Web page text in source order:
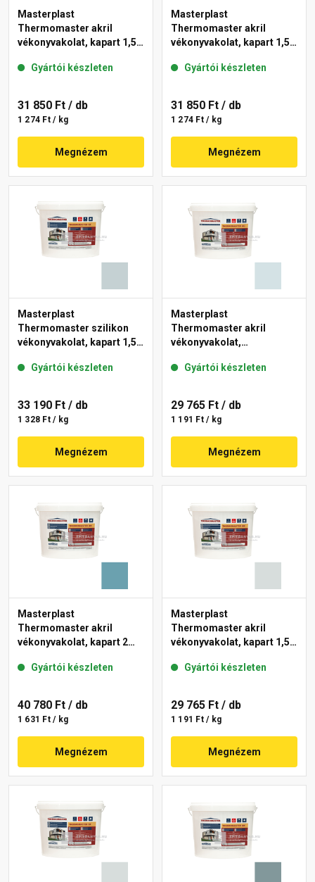
Masterplast
Thermomaster akril
vékonyvakolat, kapart 1,5
Gyártói készleten
31 850 Ft / db
1 274 Ft / kg
Megnézem
Masterplast
Thermomaster akril
vékonyvakolat, kapart 1,5
Gyártói készleten
31 850 Ft / db
1 274 Ft / kg
Megnézem
Masterplast
Thermomaster szilikon
vékonyvakolat, kapart 1,5
Gyártói készleten
33 190 Ft / db
1 328 Ft / kg
Megnézem
Masterplast
Thermomaster akril
vékonyvakolat,
36-F 25 kg
Gyártói készleten
29 765 Ft / db
1 191 Ft / kg
Megnézem
Masterplast
Thermomaster akril
vékonyvakolat, kapart 2
Gyártói készleten
40 780 Ft / db
1 631 Ft / kg
Megnézem
Masterplast
Thermomaster akril
vékonyvakolat, kapart 1,5
Gyártói készleten
29 765 Ft / db
1 191 Ft / kg
Megnézem